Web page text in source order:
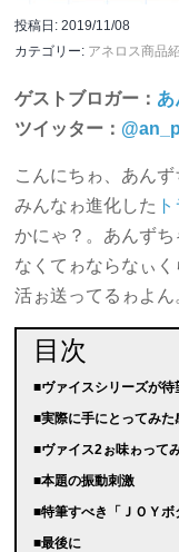
投稿日:2019/11/08
カテゴリー: アネロス商品
ゲストブロガー： あ
ツイッター：
こんにちゎ、あんず
みんなゎ進化した
かにゃ？。あんず
なくてゎならなぃ
活ぉ送ってるゎよん
目次
■ヴァイスシリーズが待
■実際に手にとってみた
■ヴァイス2ぉ味ゎって
■本題の振動刺激
■特筆すべき「ＪＯＹボ
■最後に